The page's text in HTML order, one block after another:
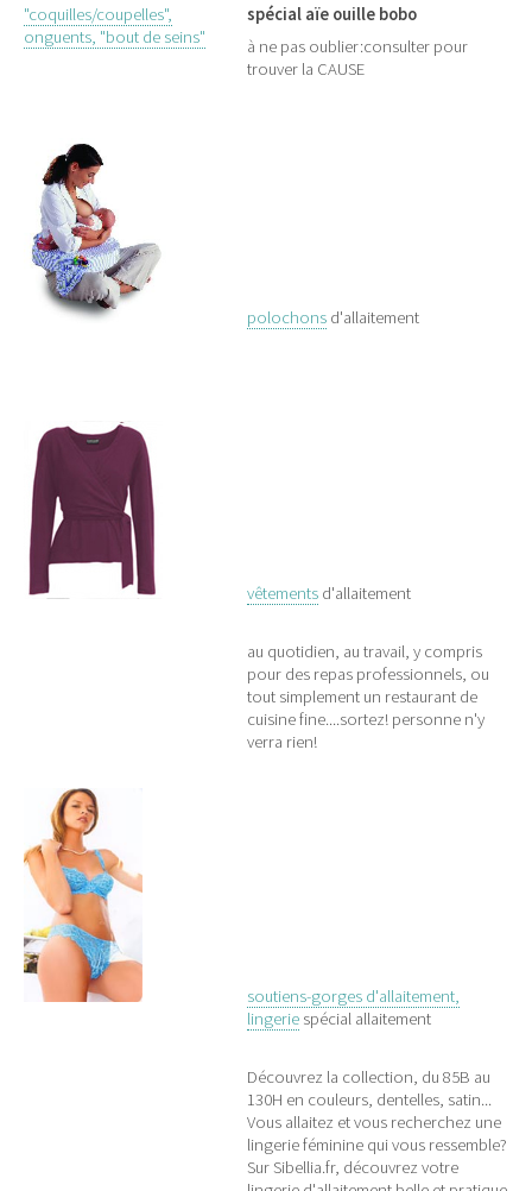
"coquilles/coupelles",
onguents, "bout de seins"
spécial aïe ouille bobo
à ne pas oublier:consulter pour
trouver la CAUSE
polochons d'allaitement
vêtements d'allaitement
au quotidien, au travail, y compris
pour des repas professionnels, ou
tout simplement un restaurant de
cuisine fine....sortez! personne n'y
verra rien!
soutiens-gorges d'allaitement,
lingerie spécial allaitement
Découvrez la collection, du 85B au
130H en couleurs, dentelles, satin...
Vous allaitez et vous recherchez une
lingerie féminine qui vous ressemble?
Sur Sibellia.fr, découvrez votre